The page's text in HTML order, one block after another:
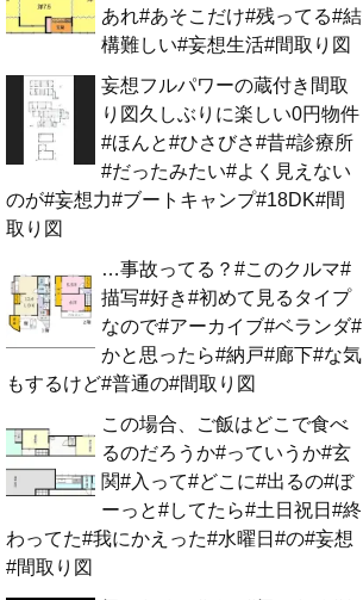
あれ#あそこだけ#残ってる#結
構難しい#妄想生活#間取り図
妄想フルパワーの蔵付き間取
り図久しぶりに楽しい0円物件
#ほんと#ひさびさ#昔#診療所
#だったみたい#よく見えない
のが#妄想力#ブートキャンプ#18DK#間
取り図
…事故ってる？#このクルマ#
描写#好き#初めて見るタイプ
なので#アーカイブ#ベランダ#
かと思ったら#納戸#廊下#な気
もするけど#普通の#間取り図
この場合、ご飯はどこで食べ
るのだろうか#っていうか#玄
関#入って#どこに#出るの#ぼ
ーっと#してたら#土日祝日#終
わってた#我にかえった#水曜日#の#妄想
#間取り図